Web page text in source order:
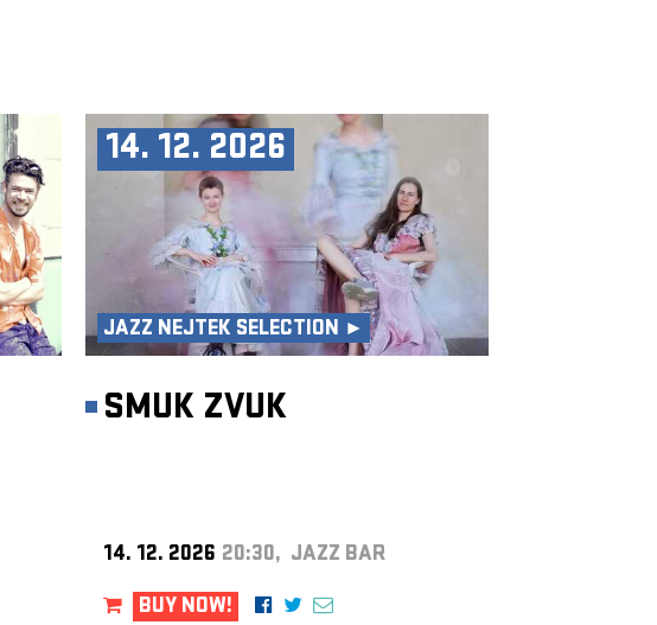
14. 12. 2026
JAZZ NEJTEK SELECTION ►
SMUK ZVUK
14. 12. 2026 20:30, JAZZ BAR
BUY NOW!